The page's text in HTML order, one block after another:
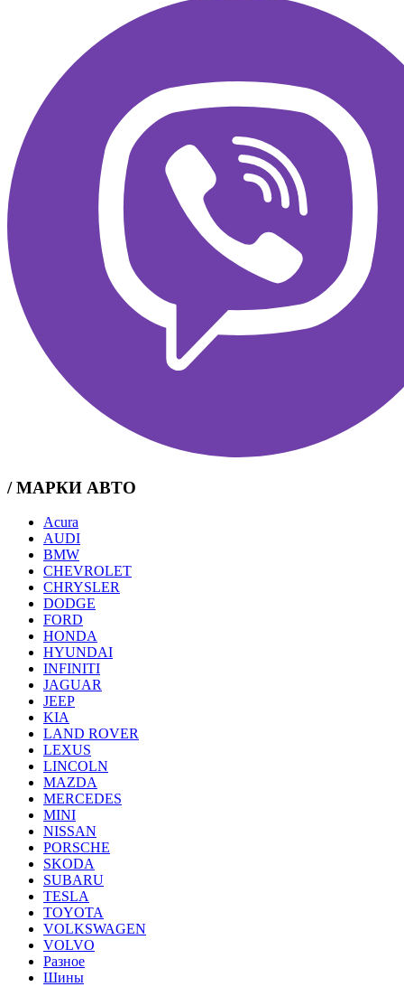
/ МАРКИ АВТО
Acura
AUDI
BMW
CHEVROLET
CHRYSLER
DODGE
FORD
HONDA
HYUNDAI
INFINITI
JAGUAR
JEEP
KIA
LAND ROVER
LEXUS
LINCOLN
MAZDA
MERCEDES
MINI
NISSAN
PORSCHE
SKODA
SUBARU
TESLA
TOYOTA
VOLKSWAGEN
VOLVO
Разное
Шины